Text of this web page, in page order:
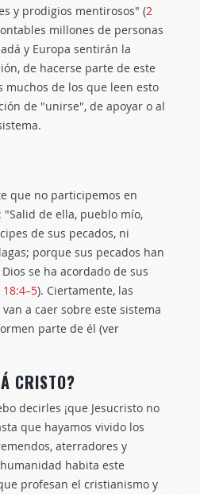
y prodigios mentirosos" (2
millones de personas
y Europa sentirán la
de hacerse parte de este
de los que leen esto
de "unirse", de apoyar o al
que no participemos en
de ella, pueblo mío,
de sus pecados, ni
porque sus pecados han
se ha acordado de sus
). Ciertamente, las
a caer sobre este sistema
parte de él (ver
CRISTO?
decirles ¡que Jesucristo no
que hayamos vivido los
aterradores y
habita este
profesan el cristianismo y